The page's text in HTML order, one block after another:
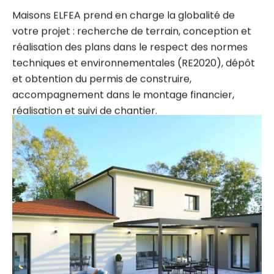
votre projet : recherche de terrain, conception et
réalisation des plans dans le respect des normes
techniques et environnementales (RE2020), dépôt
et obtention du permis de construire,
accompagnement dans le montage financier,
réalisation et suivi de chantier.